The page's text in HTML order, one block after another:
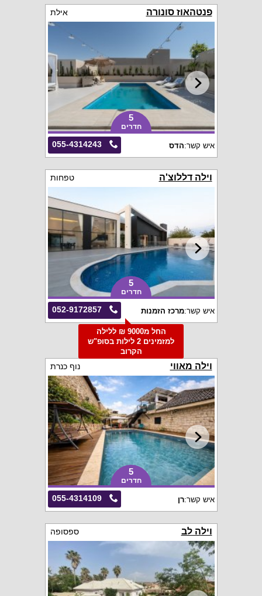
פנטהאוז סונורה אילת
5
חדרים
055-4314243 איש קשר:הדס
וילה דללוצ'ה טפחות
5
חדרים
052-9172857 איש קשר:מרכז הזמנות
החל מ9000 ₪ ללילה
למזמינים 2 לילות בסופ"ש
הקרוב
וילה מאווי נוף כנרת
5
חדרים
055-4314109 איש קשר:רן
וילה לב ספסופה